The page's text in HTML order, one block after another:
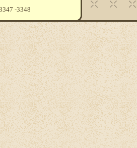
-3348